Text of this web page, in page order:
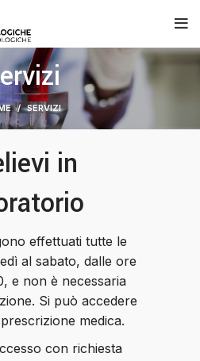
SERVIZI
in
effettuati tutte le
al sabato, dalle ore
e non è necessaria
Si può accedere
medica.
con richiesta